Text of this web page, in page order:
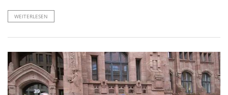
WEITERLESEN